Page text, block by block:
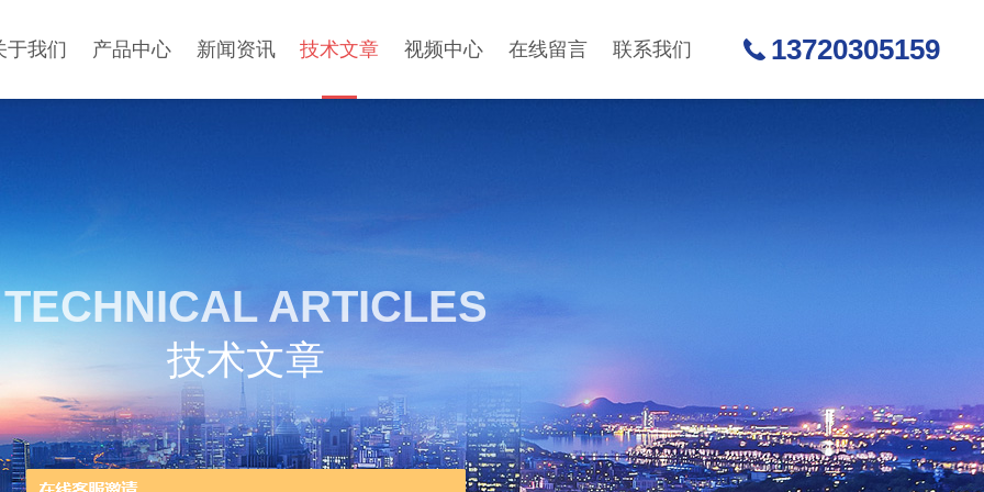
于我们 产品中心 新闻资讯 技术文章 视频中心 在线留言 联系我们 13720305159
TECHNICAL ARTICLES
技术文章